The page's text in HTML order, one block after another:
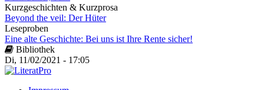
Kurzgeschichten & Kurzprosa
Beyond the veil: Der Hüter
Leseproben
Eine alte Geschichte: Bei uns ist Ihre Rente sicher!
Bibliothek
Di, 11/02/2021 - 17:05